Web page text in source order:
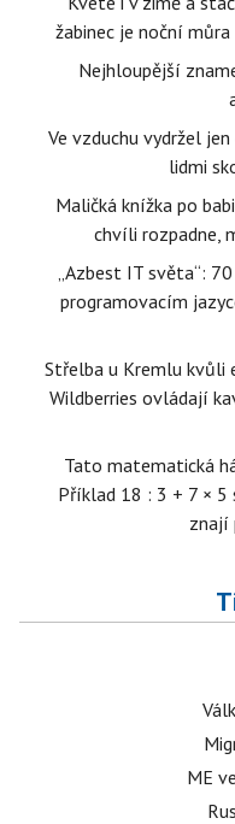
žabinec je noční
Nejhloupější
Ve vzduchu vydržel
lidmi
Maličká knížka po
chvíli rozpadne,
„Azbest IT světa“:
programovacím
Střelba u Kremlu kvůli
Wildberries ovládají
Tato matematická
Příklad 18 : 3 + 7 ×
znají
ME